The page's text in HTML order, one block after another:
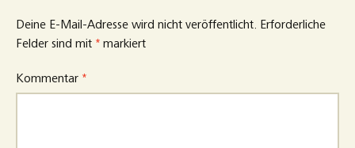
Deine E-Mail-Adresse wird nicht veröffentlicht. Erforderliche
Felder sind mit * markiert
Kommentar *